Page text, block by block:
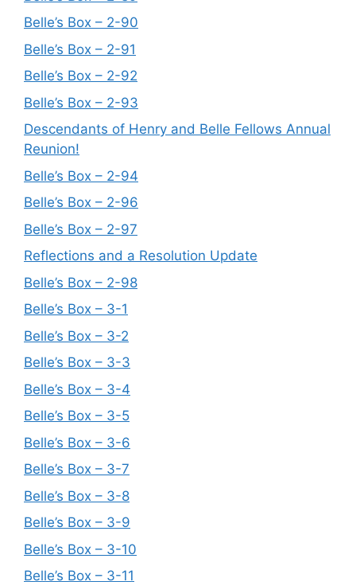
Belle’s Box – 2-90
Belle’s Box – 2-91
Belle’s Box – 2-92
Belle’s Box – 2-93
Descendants of Henry and Belle Fellows Annual
Reunion!
Belle’s Box – 2-94
Belle’s Box – 2-96
Belle’s Box – 2-97
Reflections and a Resolution Update
Belle’s Box – 2-98
Belle’s Box – 3-1
Belle’s Box – 3-2
Belle’s Box – 3-3
Belle’s Box – 3-4
Belle’s Box – 3-5
Belle’s Box – 3-6
Belle’s Box – 3-7
Belle’s Box – 3-8
Belle’s Box – 3-9
Belle’s Box – 3-10
Belle’s Box – 3-11